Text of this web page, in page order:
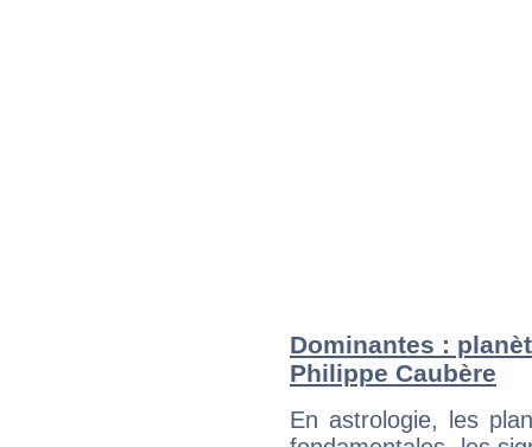
Dominantes :
Philippe Caubère
En astrologie, les